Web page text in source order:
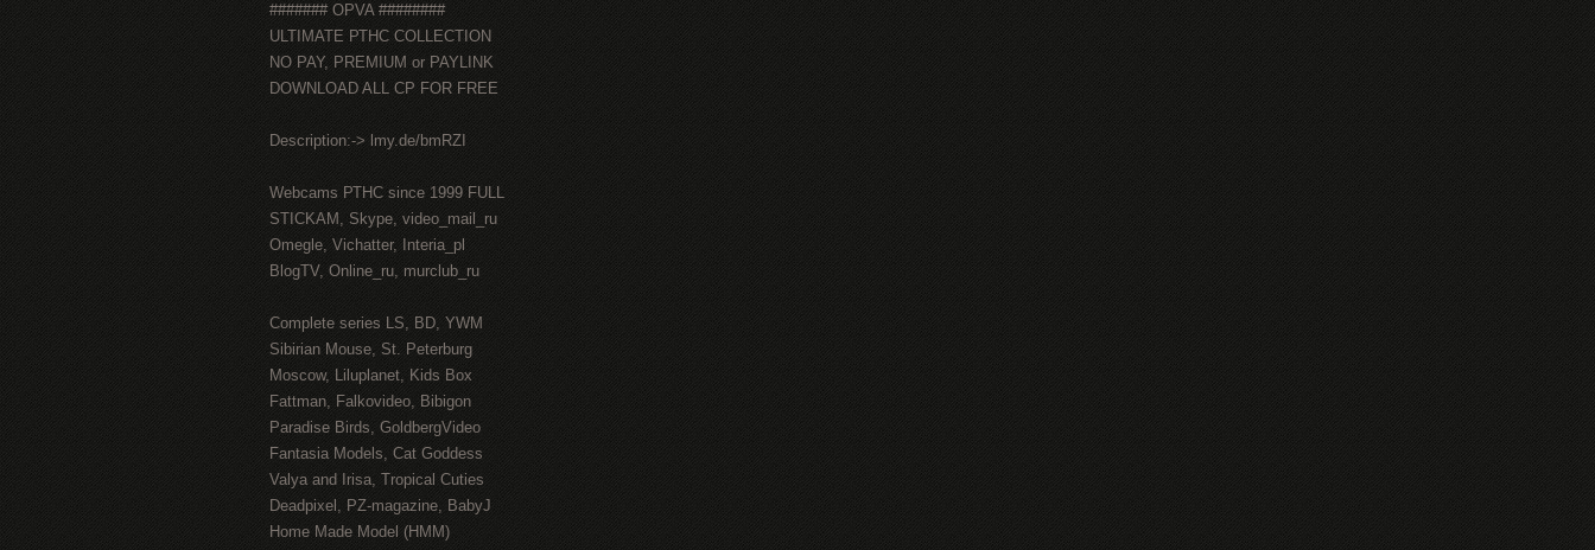
####### OPVA ########
ULTIMATE РТНС COLLECTION
NO PAY, PREMIUM or PAYLINK
DOWNLOAD ALL СР FOR FREE
Description:-> lmy.de/bmRZI
Webcams РТНС since 1999 FULL
STICKAM, Skype, video_mail_ru
Omegle, Vichatter, Interia_pl
BlogTV, Online_ru, murclub_ru
Complete series LS, BD, YWM
Sibirian Mouse, St. Peterburg
Moscow, Liluplanet, Kids Box
Fattman, Falkovideo, Bibigon
Paradise Birds, GoldbergVideo
Fantasia Models, Cat Goddess
Valya and Irisa, Tropical Cuties
Deadpixel, PZ-magazine, BabyJ
Home Made Model (HMM)